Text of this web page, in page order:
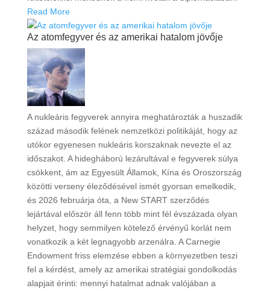
Read More
Az atomfegyver és az amerikai hatalom jövője
A nukleáris fegyverek annyira meghatározták a huszadik
század második felének nemzetközi politikáját, hogy az
utókor egyenesen nukleáris korszaknak nevezte el az
időszakot. A hidegháború lezárultával e fegyverek súlya
csökkent, ám az Egyesült Államok, Kína és Oroszország
közötti verseny éleződésével ismét gyorsan emelkedik,
és 2026 februárja óta, a New START szerződés
lejártával először áll fenn több mint fél évszázada olyan
helyzet, hogy semmilyen kötelező érvényű korlát nem
vonatkozik a két legnagyobb arzenálra. A Carnegie
Endowment friss elemzése ebben a környezetben teszi
fel a kérdést, amely az amerikai stratégiai gondolkodás
alapjait érinti: mennyi hatalmat adnak valójában a